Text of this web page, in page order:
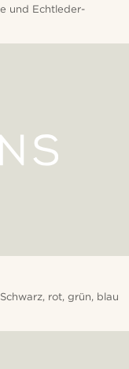
und Echtleder-
rot, grün, blau